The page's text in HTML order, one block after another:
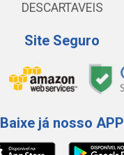
DESCARTAVEIS
Site Seguro
Baixe já nosso APP